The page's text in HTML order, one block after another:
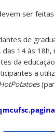
ser
de
14 às 18h,
da
a